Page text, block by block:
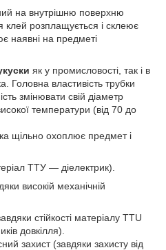
на внутрішню поверхню
клей розплащується і склеює
наявні на предметі
як у промисловості, так і в
Головна властивість трубки
змінювати свій діаметр
температури (від 70 до
щільно охоплює предмет і
ТТУ — діелектрик).
високій механічній
стійкості матеріалу TTU
довкілля).
захист (завдяки захисту від